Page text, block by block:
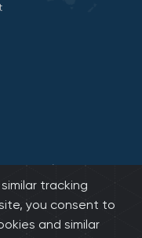
tracking
you consent to
and similar